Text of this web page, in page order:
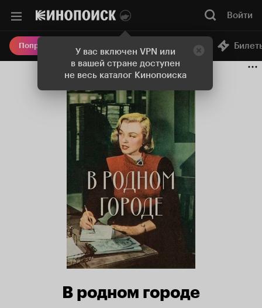
У вас включен VPN или
в вашей стране доступен
не весь каталог Кинопоиска
Войти
Попробовать Плюс Онлайн-кинотеатр
В родном городе